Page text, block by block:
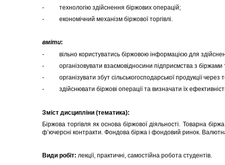
- технологію здійснення біржових операцій;
- економічний механізм біржової торгівлі.
вміти:
- вільно користуватись біржовою інформацією для
- організовувати взаємовідносини підприємства з біржами
- організувати збут сільськогосподарської продукції через
- здійснювати біржові операції та визначати їх
Зміст дисципліни (тематика):
Біржова торгівля як основа біржової діяльності. Товарна
ф’ючерсні контракти. Фондова біржа і фондовий ринок.
Види робіт: лекції, практичні, самостійна робота студентів.